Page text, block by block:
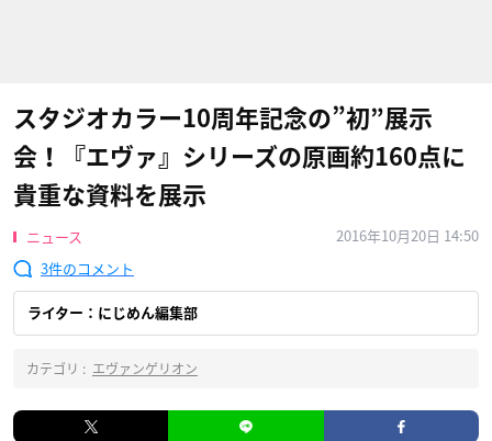
スタジオカラー10周年記念の”初”展示
会！『エヴァ』シリーズの原画約160点に
貴重な資料を展示
ニュース
2016年10月20日 14:50
3
ライター：にじめん編集部
カテゴリ : エヴァンゲリオン